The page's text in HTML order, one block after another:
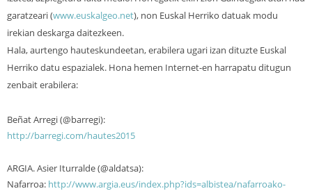
garatzeari (www.euskalgeo.net), non Euskal Herriko datuak modu
irekian deskarga daitezkeen.
Hala, aurtengo hauteskundeetan, erabilera ugari izan dituzte Euskal
Herriko datu espazialek. Hona hemen Internet-en harrapatu ditugun
zenbait erabilera:
Beñat Arregi (@barregi):
http://barregi.com/hautes2015
ARGIA. Asier Iturralde (@aldatsa):
Nafarroa: http://www.argia.eus/index.php?ids=albistea/nafarroako-